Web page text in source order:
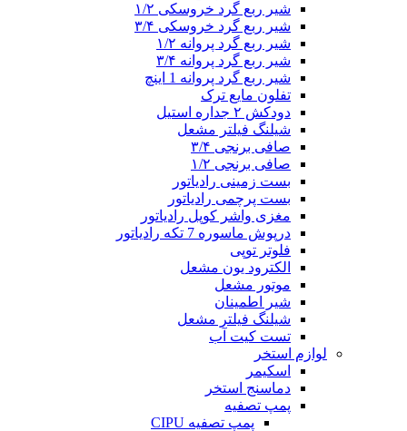
شیر ربع گرد خروسکی ۱/۲
شیر ربع گرد خروسکی ۳/۴
شیر ربع گرد پروانه ۱/۲
شیر ربع گرد پروانه ۳/۴
شیر ربع گرد پروانه 1 اینچ
تفلون مایع ترک
دودکش ۲ جداره استیل
شیلنگ فیلتر مشعل
صافی برنجی ۳/۴
صافی برنجی ۱/۲
بست زمینی رادیاتور
بست پرچمی رادیاتور
مغزی واشر کوپل رادیاتور
درپوش ماسوره 7 تکه رادیاتور
فلوتر توپی
الکترود یون مشعل
موتور مشعل
شیر اطمینان
شیلنگ فیلتر مشعل
تست کیت آب
لوازم استخر
اسکیمر
دماسنج استخر
پمپ تصفیه
پمپ تصفیه CIPU